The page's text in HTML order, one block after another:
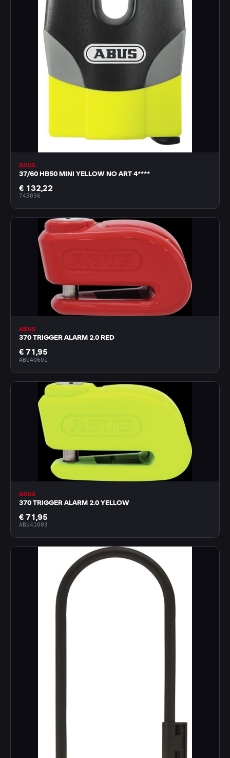
ABUS
37/60 HB50 MINI YELLOW NO ART 4****
€ 132,22
745036
ABUS
370 TRIGGER ALARM 2.0 RED
€ 71,95
ABU40601
ABUS
370 TRIGGER ALARM 2.0 YELLOW
€ 71,95
ABU41003